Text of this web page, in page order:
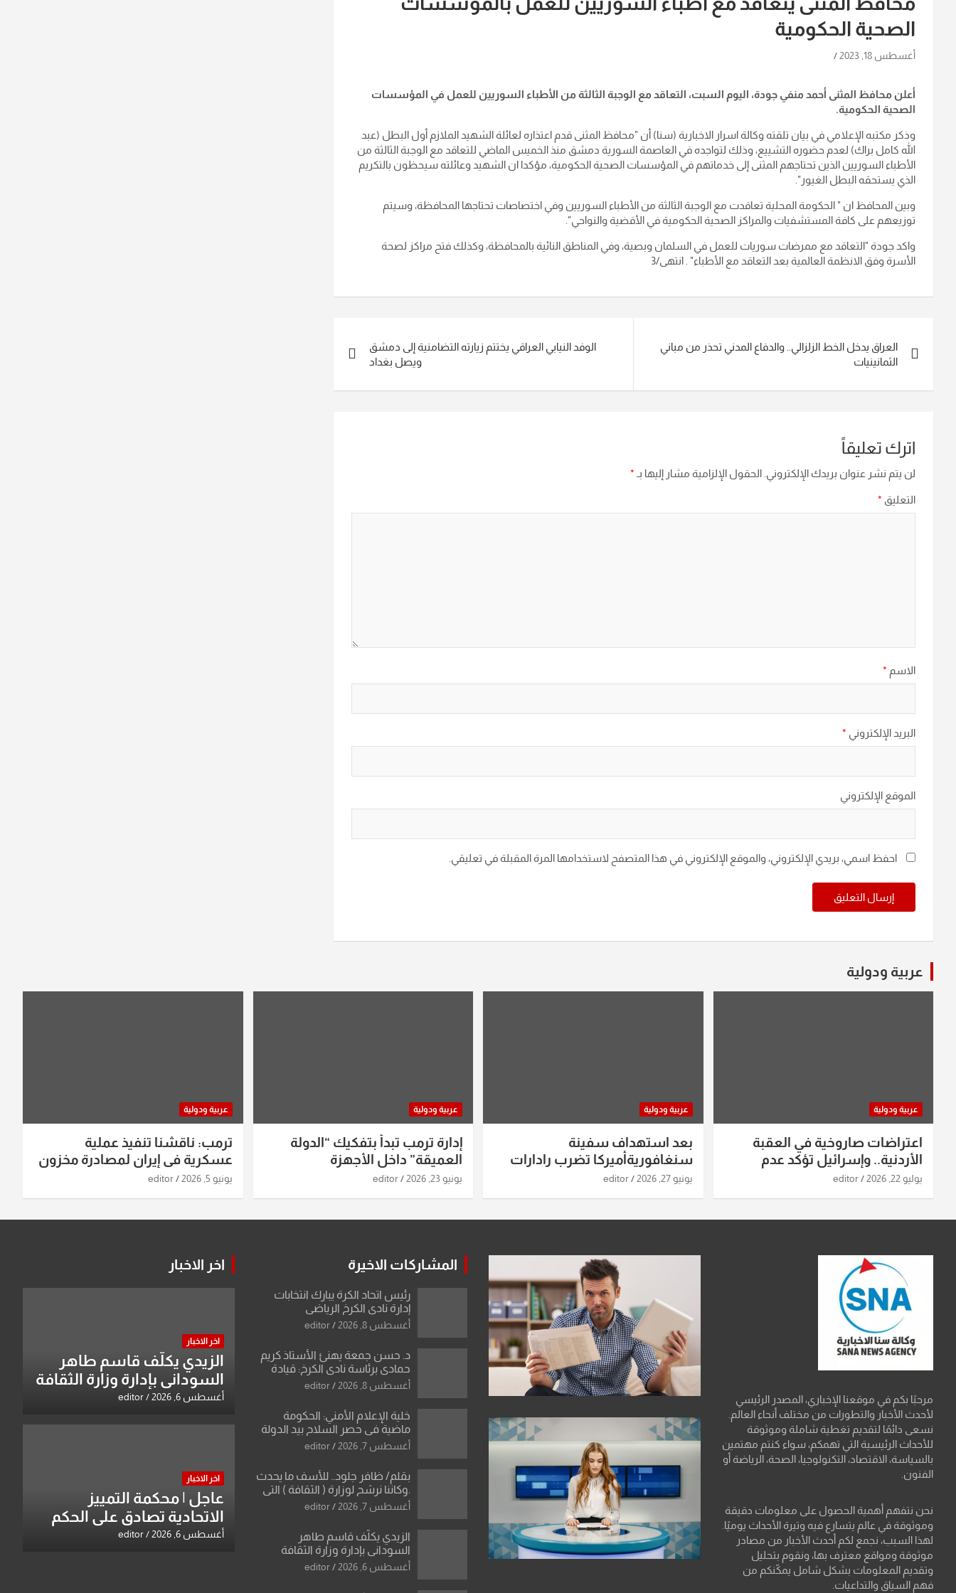
الصحية الحكومية
أغسطس 18, 2023
أعلن محافظ المثنى أحمد منفي جودة، اليوم السبت، التعاقد مع الوجبة الثالثة من الأطباء السوريين للعمل في المؤسسات
الصحية الحكومية.
وذكر مكتبه الإعلامي في بيان تلقته وكالة اسرار الاخبارية (سنا) أن "محافظ المثنى قدم اعتذاره لعائلة الشهيد الملازم أول البطل (عبد
الله كامل براك) لعدم حضوره التشييع، وذلك لتواجده في العاصمة السورية دمشق منذ الخميس الماضي للتعاقد مع الوجبة الثالثة من
الأطباء السوريين الذين تحتاجهم المثنى إلى خدماتهم في المؤسسات الصحية الحكومية، مؤكدا ان الشهيد وعائلته سيحظون بالتكريم
الذي يستحقه البطل الغيور ".
وبين المحافظ ان " الحكومة المحلية تعاقدت مع الوجبة الثالثة من الأطباء السوريين وفي اختصاصات تحتاجها المحافظة، وسيتم
توزيعهم على كافة المستشفيات والمراكز الصحية الحكومية في الأقضية والنواحي".
واكد جودة "التعاقد مع ممرضات سوريات للعمل في السلمان وبصية، وفي المناطق النائية بالمحافظة، وكذلك فتح مراكز لصحة
الأسرة وفق الانظمة العالمية بعد التعاقد مع الأطباء" . انتهى/3
المقالات
العراق يدخل الخط الزلزالي.. والدفاع المدني تحذر من مباني
الثمانينيات
الوفد النيابي العراقي يختتم زيارته التضامنية إلى دمشق
ويصل بغداد
اترك تعليقاً
لن يتم نشر عنوان بريدك الإلكتروني. الحقول الإلزامية مشار إليها بـ *
التعليق *
الاسم *
البريد الإلكتروني *
الموقع الإلكتروني
احفظ اسمي، بريدي الإلكتروني، والموقع الإلكتروني في هذا المتصفح لاستخدامها المرة المقبلة في تعليقي.
عربية ودولية
عربية ودولية
اعتراضات صاروخية في العقبة
الأردنية.. وإسرائيل تؤكد عدم
استهدافها
يوليو 22, 2026 editor
عربية ودولية
بعد استهداف سفينة
سنغافوريةأميركا تضرب رادارات
ومواقع صواريخ ومسيرات إيران..
يونيو 27, 2026 editor
عربية ودولية
إدارة ترمب تبدأ بتفكيك “الدولة
العميقة” داخل الأجهزة
الاستخباراتية
يونيو 23, 2026 editor
عربية ودولية
ترمب: ناقشنا تنفيذ عملية
عسكرية في إيران لمصادرة مخزون
اليورانيوم
يونيو 5, 2026 editor
مرحبًا بكم في موقعنا الإخباري، المصدر الرئيسي
لأحدث الأخبار والتطورات من مختلف أنحاء العالم.
نسعى دائمًا لتقديم تغطية شاملة وموثوقة
للأحداث الرئيسية التي تهمكم، سواء كنتم مهتمين
بالسياسة، الاقتصاد، التكنولوجيا، الصحة، الرياضة أو
الفنون.
نحن نتفهم أهمية الحصول على معلومات دقيقة
وموثوقة في عالم يتسارع فيه وتيرة الأحداث يوميًا.
لهذا السبب، نجمع لكم أحدث الأخبار من مصادر
موثوقة ومواقع معترف بها، ونقوم بتحليل
وتقديم المعلومات بشكل شامل يمكّنكم من
فهم السياق والتداعيات.
المشاركات الاخيرة
رئيس اتحاد الكرة يبارك انتخابات
إدارة نادي الكرخ الرياضي
أغسطس 8, 2026 editor
د. حسن جمعة يهنئ الأستاذ كريم
حمادي برئاسة نادي الكرخ: قيادة
استثنائية ونقلة نوعية في الرياضة
أغسطس 8, 2026 editor
خلية الإعلام الأمني: الحكومة
ماضية في حصر السلاح بيد الدولة
دون رجعة
أغسطس 7, 2026 editor
بقلم/ ظافر جلود.. للأسف ما يحدث
.وكاننا نرشح لوزارة ( الثقافة ) التي
ماتت من زمان وزير يمثلها من
العراقية..
أغسطس 7, 2026 editor
الزيدي يكلّف قاسم طاهر
السوداني بإدارة وزارة الثقافة
أغسطس 6, 2026 editor
اخر الاخبار
اخر الاخبار
الزيدي يكلّف قاسم طاهر
السوداني بإدارة وزارة الثقافة
أغسطس 6, 2026 editor
اخر الاخبار
عاجل | محكمة التمييز
الاتحادية تصادق على الحكم
بحق خالد عبد الواحد كبيان
أغسطس 6, 2026 editor